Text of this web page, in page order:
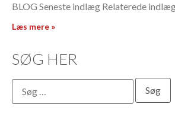
BLOG Seneste indlæg Relaterede
Læs mere »
SØG HER